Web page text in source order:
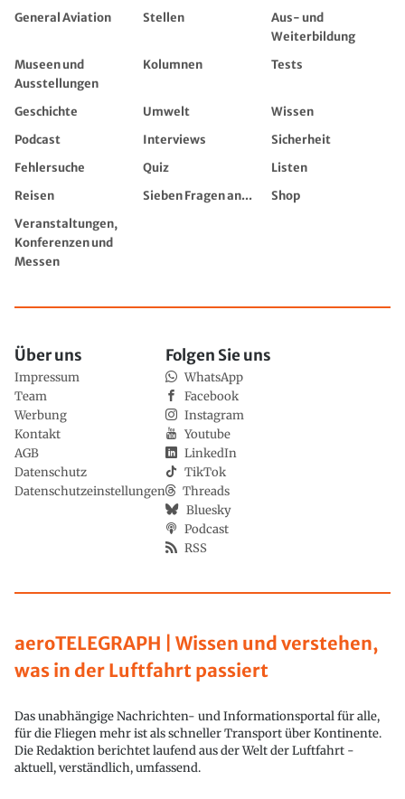
General Aviation
Stellen
Aus- und
Weiterbildung
Museen und
Ausstellungen
Kolumnen Tests
Geschichte Umwelt
Wissen
Podcast
Interviews
Sicherheit
Fehlersuche
Quiz
Listen
Reisen
Sieben Fragen an...
Shop
Veranstaltungen,
Konferenzen und
Messen
aeroTELEGRAPH | Wissen und verstehen,
was in der Luftfahrt passiert
Das unabhängige Nachrichten- und Informationsportal für alle,
für die Fliegen mehr ist als schneller Transport über Kontinente.
Die Redaktion berichtet laufend aus der Welt der Luftfahrt -
aktuell, verständlich, umfassend.
Über uns
Impressum
Team
Werbung
Kontakt
AGB
Datenschutz
Datenschutzeinstellungen
Folgen Sie uns
WhatsApp
Facebook
Instagram
Youtube
LinkedIn
TikTok
Threads
Bluesky
Podcast
RSS